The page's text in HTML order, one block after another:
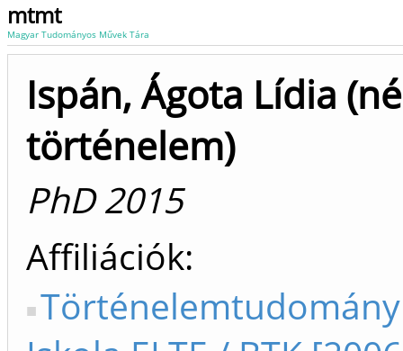
mtmt
Magyar Tudományos Művek Tára
Ispán, Ágota Lídia
történelem)
PhD 2015
Affiliációk